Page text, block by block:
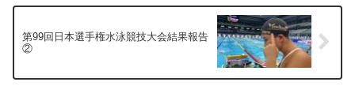
第99回日本選手権水泳競技大会結果報告
②